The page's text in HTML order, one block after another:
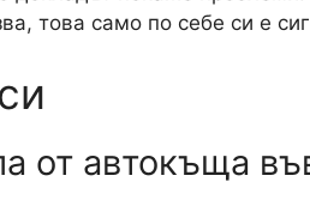
това само по себе си е
от автокъща